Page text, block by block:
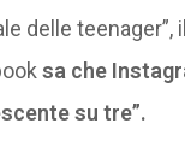
delle
sa che
su tre”.